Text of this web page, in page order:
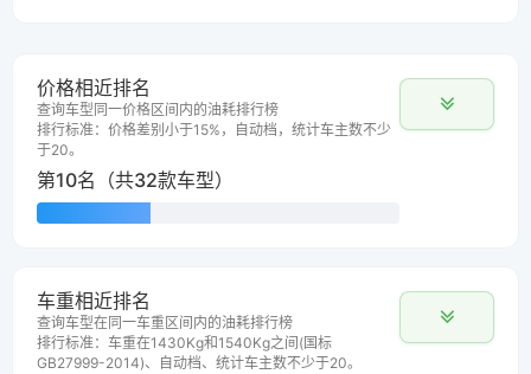
价格相近排名
查询车型同一价格区间内的油耗排行榜
排行标准：价格差别小于15%，自动档，统计车主数不少
于20。
第10名（共32款车型）
车重相近排名
查询车型在同一车重区间内的油耗排行榜
排行标准：车重在1430Kg和1540Kg之间(国标
GB27999-2014)、自动档、统计车主数不少于20。